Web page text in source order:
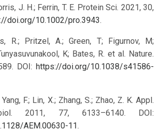
J. H.; Ferrin, T. E. Protein Sci. 2021, 30,
doi.org/10.1002/pro.3943.
R.; Pritzel, A.; Green, T; Figurnov, M;
K; Bates, R. et al. Nature.
DOI: https://doi.org/10.1038/s41586-
Yang, F.; Lin, X.; Zhang, S.; Zhao, Z. K. Appl.
2011, 77, 6133–6140. DOI:
AEM.00630-11.